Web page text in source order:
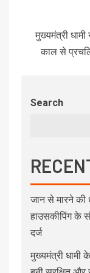
मुख्यमंत्री धामी
काल से
Search
जान से मारने की
हाउसकीपिंग के
दर्ज
मुख्यमंत्री धामी